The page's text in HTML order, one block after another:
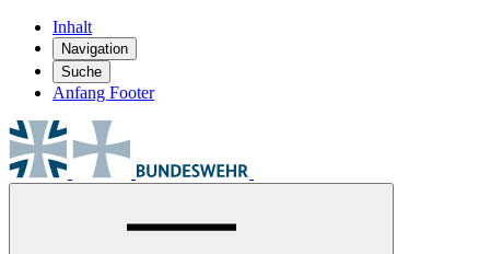
Inhalt
Navigation
Suche
Anfang Footer